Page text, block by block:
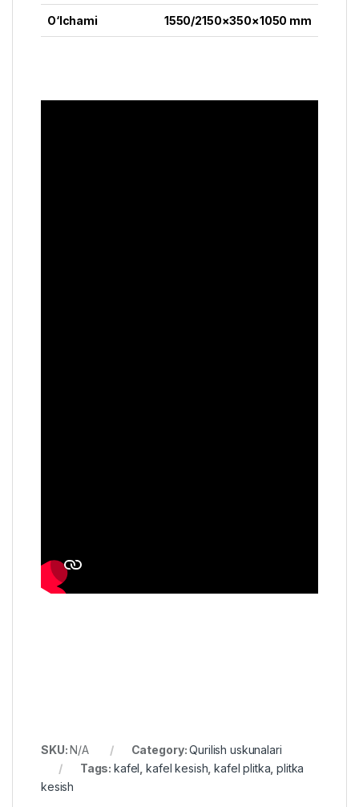
O‘lchami 1550/2150×350×1050 mm
SKU:N/A Category:Qurilish uskunalari
Tags:kafel ,kafel kesish ,kafel plitka ,plitka
kesish